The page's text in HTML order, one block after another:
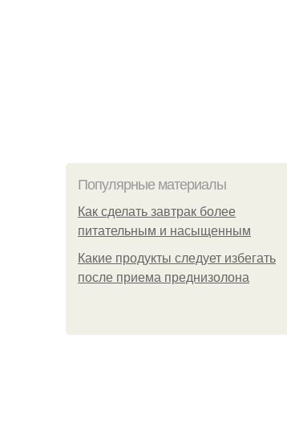
Популярные материалы
Как сделать завтрак более
питательным и насыщенным
Какие продукты следует избегать
после приема преднизолона